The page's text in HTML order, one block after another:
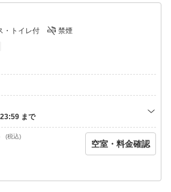
エアコン、バス、トイレ、空気清浄機
オル、タオル、スリッパ、歯ブラシ、
オルはございませんのでご持参くださ
しい!!
島の主要観光施設に最も近い宿です。
・・徒歩2分
館 ・徒歩2分
・トイレ付 禁煙
(税込)
空室・料金確認